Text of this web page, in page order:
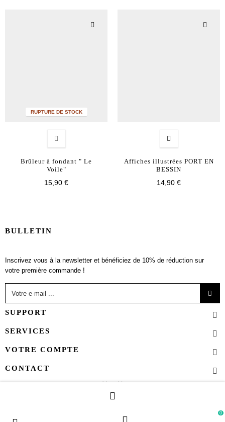
0
RUPTURE DE STOCK
Brûleur à fondant " Le
Voile"
15,90 €
Affiches illustrées PORT EN
BESSIN
14,90 €
BULLETIN
Inscrivez vous à la newsletter et bénéficiez de 10% de réduction sur
votre première commande !
SUPPORT
SERVICES
VOTRE COMPTE
CONTACT
Copyright 2024 - All right reserved Esprit-Cottage.